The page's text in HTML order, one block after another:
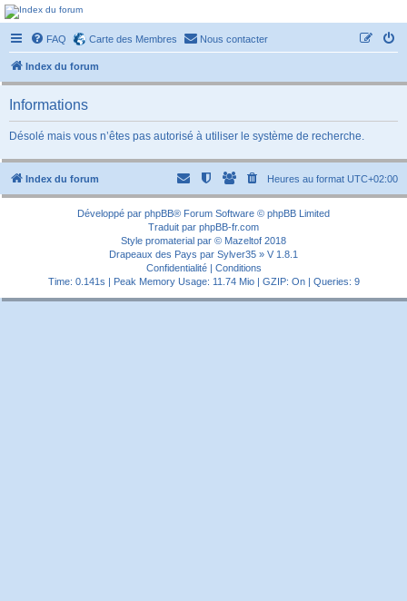
Forum-passionnement
Le forum des passionnés de trains miniature, de petites autos etc etc
FAQ Carte des Membres Nous contacter
Index du forum
Informations
Désolé mais vous n’êtes pas autorisé à utiliser le système de recherche.
Index du forum Heures au format UTC+02:00
Développé par phpBB® Forum Software © phpBB Limited
Traduit par phpBB-fr.com
Style promaterial par © Mazeltof 2018
Drapeaux des Pays par Sylver35 » V 1.8.1
Confidentialité| Conditions
Time: 0.141s | Peak Memory Usage: 11.74 Mio | GZIP: On | Queries: 9